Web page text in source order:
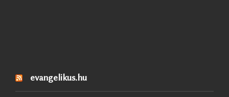
evangelikus.hu